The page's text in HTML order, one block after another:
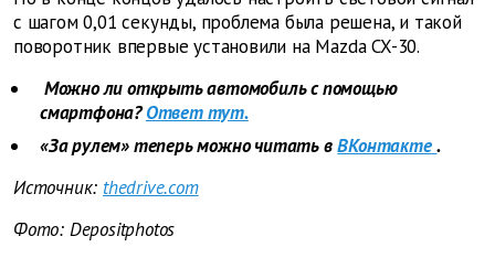
с шагом 0,01 секунды, проблема была решена, и такой
поворотник впервые установили на Mazda CX-30.
Можно ли открыть автомобиль с помощью
смартфона? Ответ тут.
«За рулем» теперь можно читать в ВКонтакте .
Источник: thedrive.com
Фото: Depositphotos